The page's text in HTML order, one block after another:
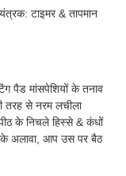
टाइमर & तापमान
पैड मांसपेशियों के तनाव
तरह से नरम लचीला
के निचले हिस्से & कंधों
अलावा, आप उस पर बैठ